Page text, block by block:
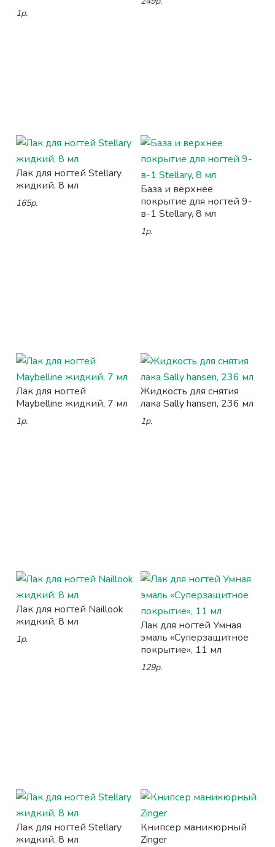
1р.
Лак для ногтей Stellary
жидкий, 8 мл
165р.
База и верхнее
покрытие для ногтей 9-
в-1 Stellary, 8 мл
1р.
Лак для ногтей
Maybelline жидкий, 7 мл
1р.
Жидкость для снятия
лака Sally hansen, 236 мл
1р.
Лак для ногтей Naillook
жидкий, 8 мл
1р.
Лак для ногтей Умная
эмаль «Суперзащитное
покрытие», 11 мл
129р.
Лак для ногтей Stellary
жидкий, 8 мл
Книпсер маникюрный
Zinger